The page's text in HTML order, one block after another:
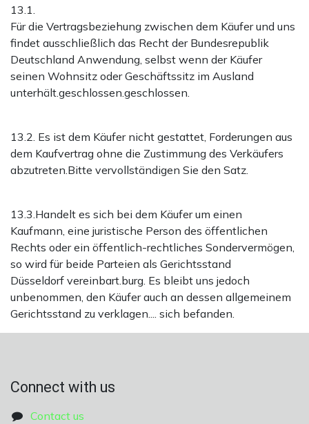
13.1.
Für die Vertragsbeziehung zwischen dem Käufer und uns
findet ausschließlich das Recht der Bundesrepublik
Deutschland Anwendung, selbst wenn der Käufer
seinen Wohnsitz oder Geschäftssitz im Ausland
unterhält.geschlossen.geschlossen.
13.2. Es ist dem Käufer nicht gestattet, Forderungen aus
dem Kaufvertrag ohne die Zustimmung des Verkäufers
abzutreten.Bitte vervollständigen Sie den Satz.
13.3.Handelt es sich bei dem Käufer um einen
Kaufmann, eine juristische Person des öffentlichen
Rechts oder ein öffentlich-rechtliches Sondervermögen,
so wird für beide Parteien als Gerichtsstand
Düsseldorf vereinbart.burg. Es bleibt uns jedoch
unbenommen, den Käufer auch an dessen allgemeinem
Gerichtsstand zu verklagen.... sich befanden.
Connect with us
Contact us